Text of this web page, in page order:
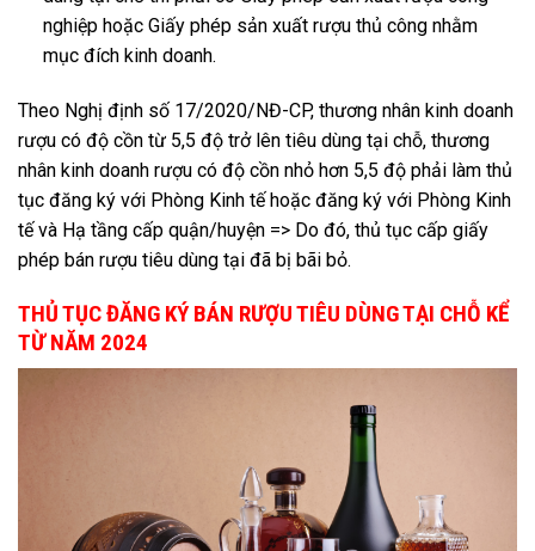
nghiệp hoặc Giấy phép sản xuất rượu thủ công nhằm
mục đích kinh doanh.
Theo Nghị định số 17/2020/NĐ-CP, thương nhân kinh doanh
rượu có độ cồn từ 5,5 độ trở lên tiêu dùng tại chỗ, thương
nhân kinh doanh rượu có độ cồn nhỏ hơn 5,5 độ phải làm thủ
tục đăng ký với Phòng Kinh tế hoặc đăng ký với Phòng Kinh
tế và Hạ tầng cấp quận/huyện => Do đó, thủ tục cấp giấy
phép bán rượu tiêu dùng tại đã bị bãi bỏ.
THỦ TỤC ĐĂNG KÝ BÁN RƯỢU TIÊU DÙNG TẠI CHỖ KỂ
TỪ NĂM 2024